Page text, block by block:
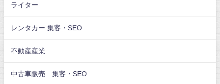
ライター
レンタカー 集客・SEO
不動産産業
中古車販売 集客・SEO